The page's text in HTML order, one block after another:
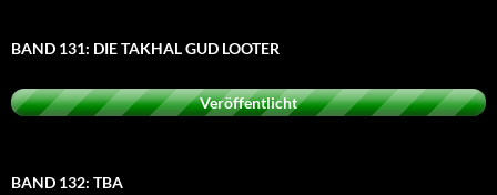
BAND 131: DIE TAKHAL GUD LOOTER
Veröffentlicht
BAND 132: TBA